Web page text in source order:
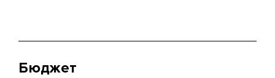
Бюджет